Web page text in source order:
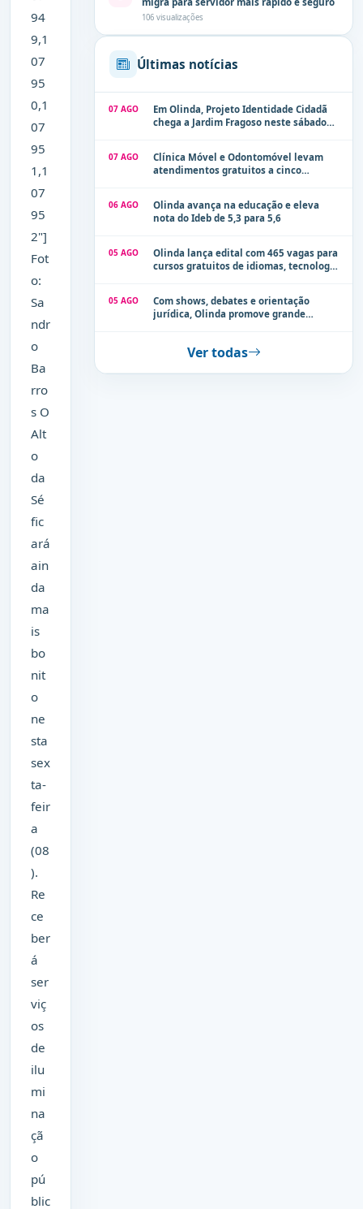
94
9,1
07
95
0,1
07
95
1,1
07
95
2"]
Fot
o:
Sa
ndr
o
Ba
rro
s O
Alt
o
da
Sé
fic
ará
ain
da
ma
is
bo
nit
o
ne
sta
sex
ta-
feir
a
(08
).
Re
ce
ber
á
ser
viç
os
de
ilu
mi
na
çã
o
pú
blic
106 visualizações
Últimas notícias
07 AGO
Em Olinda, Projeto Identidade Cidadã
chega a Jardim Fragoso neste sábado
07 AGO
Clínica Móvel e Odontomóvel levam
atendimentos gratuitos a cinco
06 AGO
Olinda avança na educação e eleva
nota do Ideb de 5,3 para 5,6
05 AGO
Olinda lança edital com 465 vagas para
cursos gratuitos de idiomas, tecnologia
05 AGO
Com shows, debates e orientação
jurídica, Olinda promove grande
Ver todas